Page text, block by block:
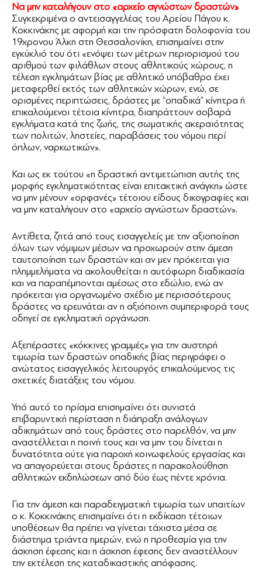
Να μην καταλήγουν στο «αρχείο αγνώστων δραστών»
Συγκεκριμένα ο αντεισαγγελέας του Αρείου Πάγου κ.
Κοκκινάκης με αφορμή και την πρόσφατη δολοφονία του
19χρονου Άλκη στη Θεσσαλονίκη, επισημαίνει στην
εγκύκλιό του ότι «ενόψει των μέτρων περιορισμού του
αριθμού των φιλάθλων στους αθλητικούς χώρους, η
τέλεση εγκλημάτων βίας με αθλητικό υπόβαθρο έχει
μεταφερθεί εκτός των αθλητικών χώρων, ενώ, σε
ορισμένες περιπτώσεις, δράστες με “οπαδικά” κίνητρα ή
επικαλούμενοι τέτοια κίνητρα, διαπράττουν σοβαρά
εγκλήματα κατά της ζωής, της σωματικής ακεραιότητας
των πολιτών, ληστείες, παραβάσεις του νόμου περί
όπλων, ναρκωτικών».
Και ως εκ τούτου «η δραστική αντιμετώπιση αυτής της
μορφής εγκληματικότητας είναι επιτακτική ανάγκη» ώστε
να μην μένουν «ορφανές» τέτοιου είδους δικογραφίες και
να μην καταλήγουν στο «αρχείο αγνώστων δραστών».
Αντίθετα, ζητά από τους εισαγγελείς με την αξιοποίηση
όλων των νόμιμων μέσων να προχωρούν στην άμεση
ταυτοποίηση των δραστών και αν μεν πρόκειται για
πλημμελήματα να ακολουθείται η αυτόφωρη διαδικασία
και να παραπέμπονται αμέσως στο εδώλιο, ενώ αν
πρόκειται για οργανωμένο σχέδιο με περισσότερους
δράστες να ερευνάται αν η αξιόποινη συμπεριφορά τους
οδηγεί σε εγκληματική οργάνωση.
Αξεπέραστες «κόκκινες γραμμές» για την αυστηρή
τιμωρία των δραστών οπαδικής βίας περιγράφει ο
ανώτατος εισαγγελικός λειτουργός επικαλούμενος τις
σχετικές διατάξεις του νόμου.
Υπό αυτό το πρίσμα επισημαίνει ότι συνιστά
επιβαρυντική περίσταση η διάπραξη ανάλογων
αδικημάτων από τους δράστες στο παρελθόν, να μην
αναστέλλεται η ποινή τους και να μην του δίνεται η
δυνατότητα ούτε για παροχή κοινωφελούς εργασίας και
να απαγορεύεται στους δράστες η παρακολούθηση
αθλητικών εκδηλώσεων από δύο έως πέντε χρόνια.
Για την άμεση και παραδειγματική τιμωρία των υπαιτίων
ο κ. Κοκκινάκης επισημαίνει ότι η εκδίκαση τέτοιων
υποθέσεων θα πρέπει να γίνεται τάχιστα μέσα σε
διάστημα τριάντα ημερών, ενώ η προθεσμία για την
άσκηση έφεσης και η άσκηση έφεσης δεν αναστέλλουν
την εκτέλεση της καταδικαστικής απόφασης.